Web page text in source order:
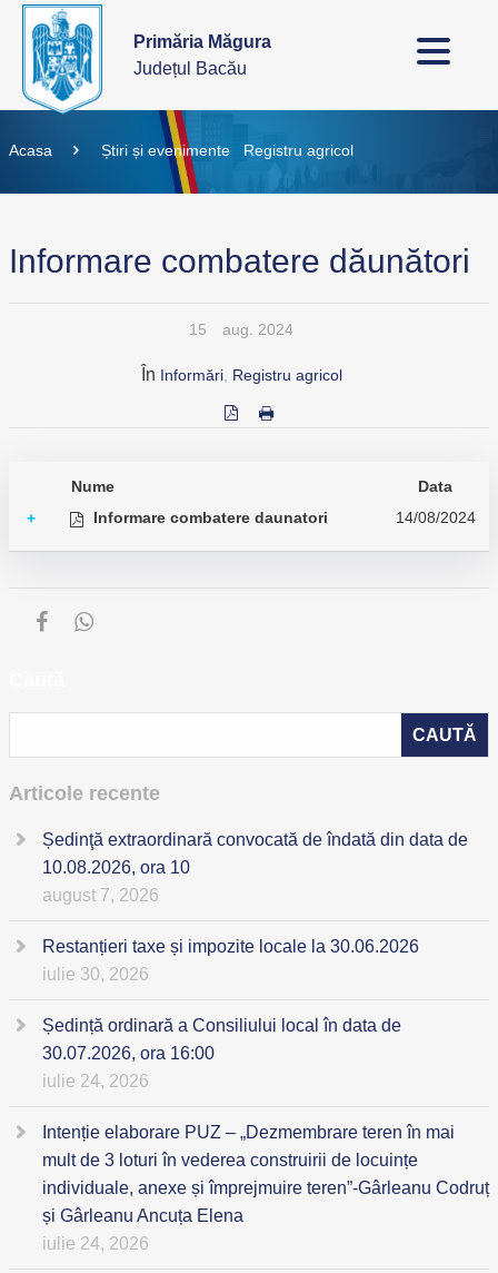
Primăria Măgura
Județul Bacău
Acasa Știri și evenimente Registru agricol
Informare combatere dăunători
15 aug. 2024
În Informări, Registru agricol
Nume
Data
+
Informare combatere daunatori 14/08/2024
Articole recente
Ședinţă extraordinară convocată de îndată din data de
10.08.2026, ora 10
august 7, 2026
Restanțieri taxe și impozite locale la 30.06.2026
iulie 30, 2026
Ședință ordinară a Consiliului local în data de
30.07.2026, ora 16:00
iulie 24, 2026
Intenție elaborare PUZ – „Dezmembrare teren în mai
mult de 3 loturi în vederea construirii de locuințe
individuale, anexe și împrejmuire teren”-Gârleanu Codruț
și Gârleanu Ancuța Elena
iulie 24, 2026